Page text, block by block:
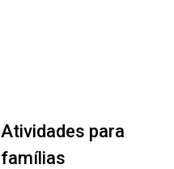
Atividades para
famílias